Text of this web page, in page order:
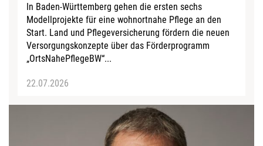
In Baden-Württemberg gehen die ersten sechs
Modellprojekte für eine wohnortnahe Pflege an den
Start. Land und Pflegeversicherung fördern die neuen
Versorgungskonzepte über das Förderprogramm
„OrtsNahePflegeBW“...
22.07.2026